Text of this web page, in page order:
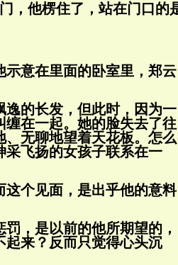
，他楞住了，站在门口的
示意在里面的卧室里，郑云
的长发，但此时，因为一
缠在一起。她的脸失去了往
、无聊地望着天花板。怎么
采飞扬的女孩子联系在一
个见面，是出乎他的意料
，是以前的他所期望的，
起来？反而只觉得心头沉